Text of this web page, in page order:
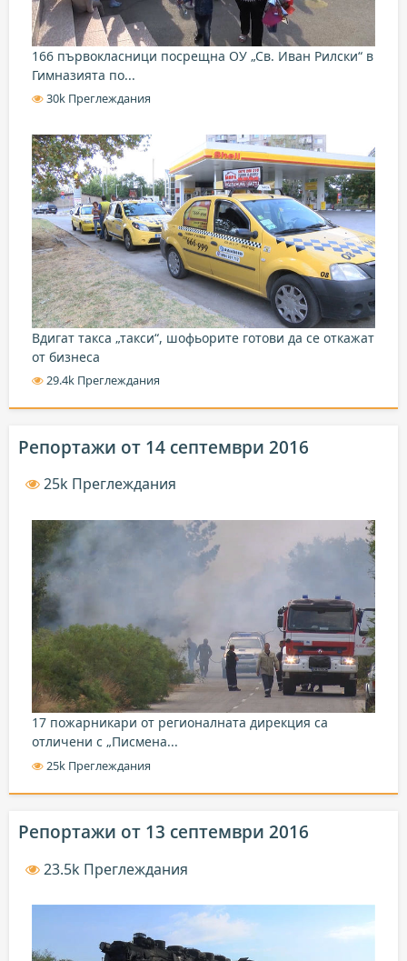
166 първокласници посрещна ОУ „Св. Иван Рилски“ в
Гимназията по...
30k Преглеждания
Вдигат такса „такси“, шофьорите готови да се откажат
от бизнеса
29.4k Преглеждания
Репортажи от 14 септември 2016
25k Преглеждания
17 пожарникари от регионалната дирекция са
отличени с „Писмена...
25k Преглеждания
Репортажи от 13 септември 2016
23.5k Преглеждания